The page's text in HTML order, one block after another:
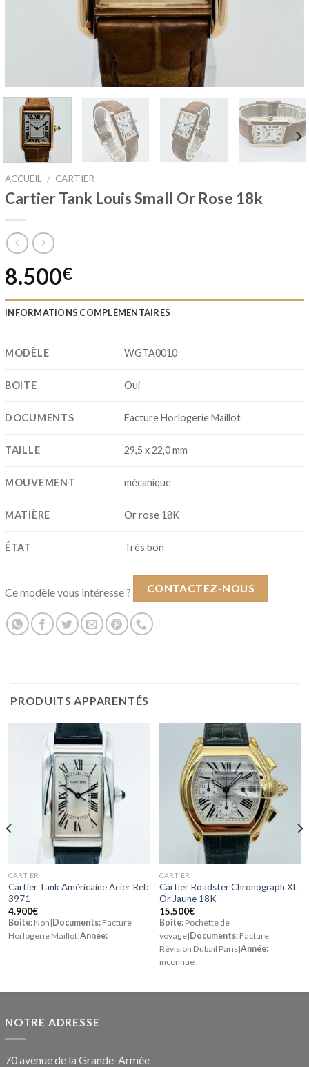
ACCUEIL / CARTIER
Cartier Tank Louis Small Or Rose 18k
8.500€
INFORMATIONS COMPLÉMENTAIRES
MODÈLE WGTA0010
BOITE Oui
DOCUMENTS Facture Horlogerie Maillot
TAILLE 29,5 x 22,0 mm
MOUVEMENT mécanique
MATIÈRE Or rose 18K
ÉTAT Très bon
Ce modèle vous intéresse ? CONTACTEZ-NOUS
PRODUITS APPARENTÉS
CARTIER
Cartier Tank Américaine Acier Ref:
3971
4.900€
Boite: Non| Documents: Facture
Horlogerie Maillot|Année:
CARTIER
Cartier Roadster Chronograph XL
Or Jaune 18K
15.500€
Boite: Pochette de
voyage| Documents: Facture
Révision Dubail Paris|Année:
inconnue
NOTRE ADRESSE
70 avenue de la Grande-Armée